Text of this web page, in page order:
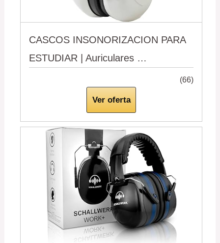
CASCOS INSONORIZACION PARA
ESTUDIAR | Auriculares …
(66)
Ver oferta